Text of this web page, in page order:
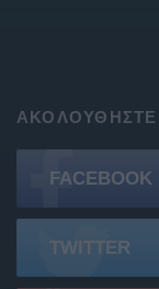
FACEBOOK
TWITTER